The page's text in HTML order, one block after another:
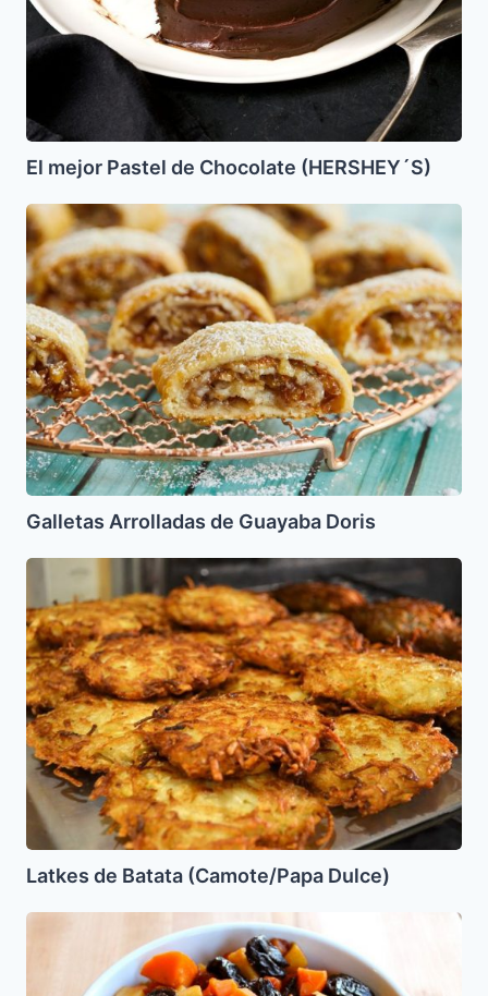
El mejor Pastel de Chocolate (HERSHEY´S)
Galletas
Arrolladas
de
Guayaba
Doris
Galletas Arrolladas de Guayaba Doris
Latkes
Batata
(Camote/Papa
Dulce)
Latkes de Batata (Camote/Papa Dulce)
Tzimmes
Zanahoria